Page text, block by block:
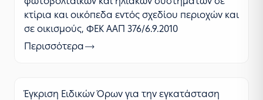
κτίρια και οικόπεδα εντός σχεδίου περιοχών και
σε οικισμούς, ΦΕΚ ΑΑΠ 376/6.9.2010
Περισσότερα
Έγκριση Ειδικών Όρων για την εγκατάσταση